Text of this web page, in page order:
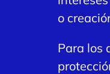
o
Para los